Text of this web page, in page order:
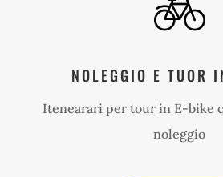
NOLEGGIO E TUOR
Itenearari per tour in E-bike
noleggio